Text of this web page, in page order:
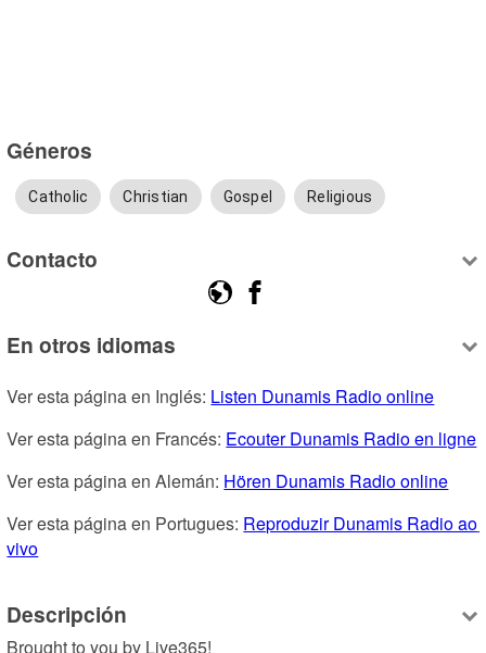
Géneros
Catholic Christian Gospel Religious
Contacto
En otros idiomas
Ver esta página en Inglés: Listen Dunamis Radio online
Ver esta página en Francés: Ecouter Dunamis Radio en ligne
Ver esta página en Alemán: Hören Dunamis Radio online
Ver esta página en Portugues: Reproduzir Dunamis Radio ao
vivo
Descripción
Brought to you by Live365!